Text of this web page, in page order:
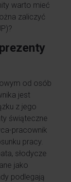
warto mieć
zaliczyć
od osób
jest
z jego
świąteczne
pracownik
pracy.
słodycze
jako
podlegają